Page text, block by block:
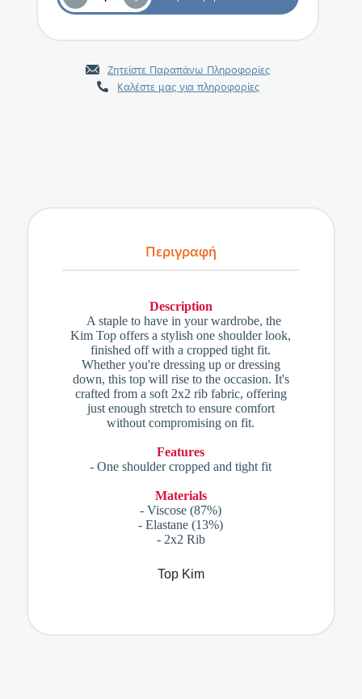
Ζητείστε Παραπάνω Πληροφορίες
Καλέστε μας για πληροφορίες
Περιγραφή
Description
A staple to have in your wardrobe, the
Kim Top offers a stylish one shoulder look,
finished off with a cropped tight fit.
Whether you're dressing up or dressing
down, this top will rise to the occasion. It's
crafted from a soft 2x2 rib fabric, offering
just enough stretch to ensure comfort
without compromising on fit.
Features
- One shoulder cropped and tight fit
Materials
- Viscose (87%)
- Elastane (13%)
- 2x2 Rib
Top Kim